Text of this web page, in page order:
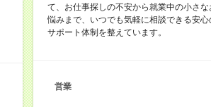
て、お仕事探しの不安から就業中の小さな
悩みまで、いつでも気軽に相談できる安心
サポート体制を整えています。
営業